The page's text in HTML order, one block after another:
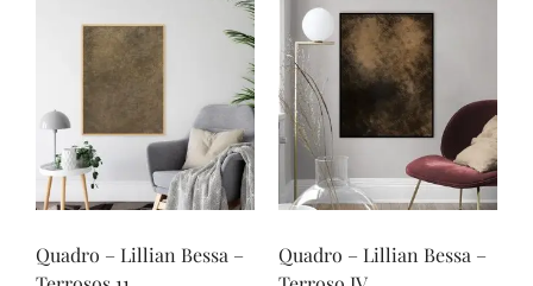
Quadro – Lillian Bessa –
Quadro – Lillian Bessa –